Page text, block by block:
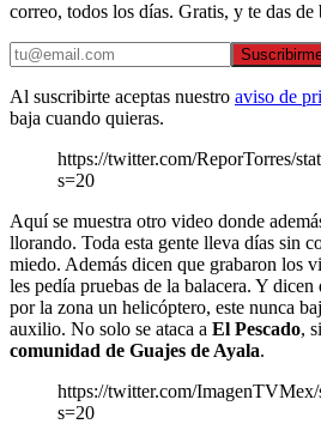
correo, todos los días. Gratis, y te das
Al suscribirte aceptas nuestro aviso de
baja cuando quieras.
https://twitter.com/ReporTorres/
s=20
Aquí se muestra otro video donde
llorando. Toda esta gente lleva días sin
miedo. Además dicen que grabaron los
les pedía pruebas de la balacera. Y
por la zona un helicóptero, este nunca
auxilio. No solo se ataca a El Pescado,
comunidad de Guajes de Ayala.
https://twitter.com/
s=20